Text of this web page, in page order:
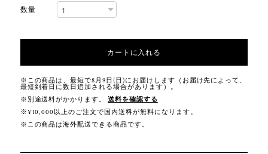
数量
カートに入れる
※この商品は、最短で8月9日(日)にお届けします（お届け先によって、
最短到着日に数日追加される場合があります）。
※別途送料がかかります。
送料を確認する
※¥10,000以上のご注文で国内送料が無料になります。
※この商品は海外配送できる商品です。